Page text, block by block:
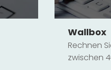
Wallbox
Rechnen
zwischen